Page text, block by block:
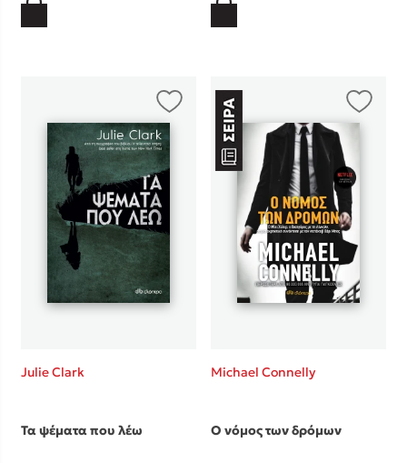
Julie Clark
Τα ψέματα που λέω
Michael Connelly
Ο νόμος των δρόμων